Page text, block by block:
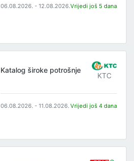
06.08.2026. - 12.08.2026.Vrijedi još 5 dana
Katalog široke potrošnje
KTC
06.08.2026. - 11.08.2026. Vrijedi još 4 dana